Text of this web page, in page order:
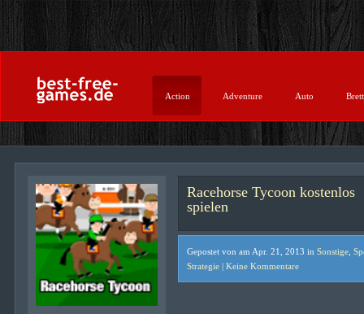
Action Adventure Auto
Racehorse Tycoon kostenlos
spielen
Gepostet von am Apr. 21, 2013 in Sonstige
Strategie | Keine Kommentare